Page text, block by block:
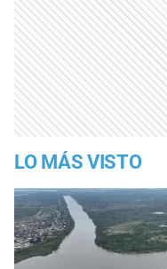
LO MÁS VISTO